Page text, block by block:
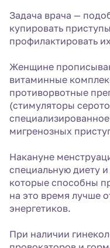
Задача врача —
купировать
профилактировать
Женщине
витаминные
противорвотные
(стимуляторы
мигренозных
Накануне
специальную диету
которые способны
на это время лучше
энергетиков.
При наличии